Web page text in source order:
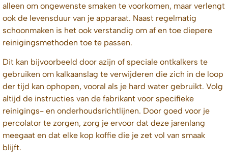
alleen om ongewenste smaken te voorkomen, maar verlengt
ook de levensduur van je apparaat. Naast regelmatig
schoonmaken is het ook verstandig om af en toe diepere
reinigingsmethoden toe te passen.
Dit kan bijvoorbeeld door azijn of speciale ontkalkers te
gebruiken om kalkaanslag te verwijderen die zich in de loop
der tijd kan ophopen, vooral als je hard water gebruikt. Volg
altijd de instructies van de fabrikant voor specifieke
reinigings- en onderhoudsrichtlijnen. Door goed voor je
percolator te zorgen, zorg je ervoor dat deze jarenlang
meegaat en dat elke kop koffie die je zet vol van smaak
blijft.